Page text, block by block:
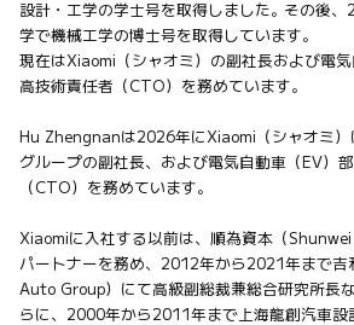
設計・工学の学士号を取得しました。その後
学で機械工学の博士号を取得しています。
現在はXiaomi（シャオミ）の副社長および電
高技術責任者（CTO）を務めています。
Hu Zhengnanは2026年にXiaomi（シャオミ）
グループの副社長、および電気自動車（EV）
（CTO）を務めています。
Xiaomiに入社する以前は、順為資本（
パートナーを務め、2012年から2021年まで吉
Auto Group）にて高級副総裁兼総合研究所長
らに、2000年から2011年まで上海龍創汽車